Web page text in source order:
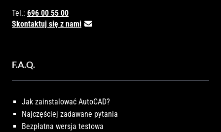
Tel.: 696 00 55 00
Skontaktuj się z nami
F.A.Q.
Jak zainstalować AutoCAD?
Najczęściej zadawane pytania
Bezpłatna wersja testowa